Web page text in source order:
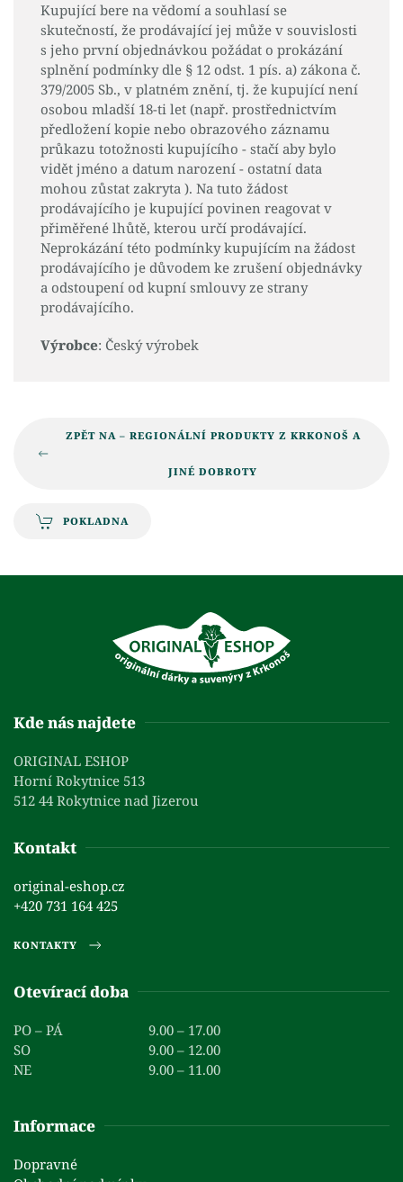
Kupující bere na vědomí a souhlasí se
skutečností, že prodávající jej může v souvislosti
s jeho první objednávkou požádat o prokázání
splnění podmínky dle § 12 odst. 1 pís. a) zákona č.
379/2005 Sb., v platném znění, tj. že kupující není
osobou mladší 18-ti let (např. prostřednictvím
předložení kopie nebo obrazového záznamu
průkazu totožnosti kupujícího - stačí aby bylo
vidět jméno a datum narození - ostatní data
mohou zůstat zakryta ). Na tuto žádost
prodávajícího je kupující povinen reagovat v
přiměřené lhůtě, kterou určí prodávající.
Neprokázání této podmínky kupujícím na žádost
prodávajícího je důvodem ke zrušení objednávky
a odstoupení od kupní smlouvy ze strany
prodávajícího.
Výrobce: Český výrobek
ZPĚT NA – REGIONÁLNÍ PRODUKTY Z KRKONOŠ A
JINÉ DOBROTY
POKLADNA
Kde nás najdete
ORIGINAL ESHOP
Horní Rokytnice 513
512 44 Rokytnice nad Jizerou
Kontakt
original-eshop.cz
+420 731 164 425
KONTAKTY
Otevírací doba
PO – PÁ
9.00 – 17.00
SO
9.00 – 12.00
NE
9.00 – 11.00
Informace
Dopravné